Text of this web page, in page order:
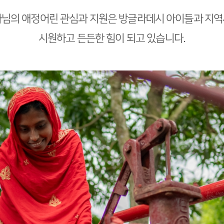
의 애정어린 관심과 지원은 방글라데시 아이들과 지
시원하고 든든한 힘이 되고 있습니다.